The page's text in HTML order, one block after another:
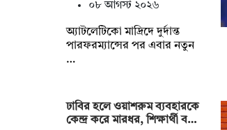
০৮ আগস্ট ২০২৬
অ্যাটলেটিকো মাদ্রিদে দুর্দান্ত
পারফরম্যান্সের পর এবার নতুন
…
ঢাবির হলে ওয়াশরুম ব্যবহারকে
কেন্দ্র করে মারধর, শিক্ষার্থী ব…